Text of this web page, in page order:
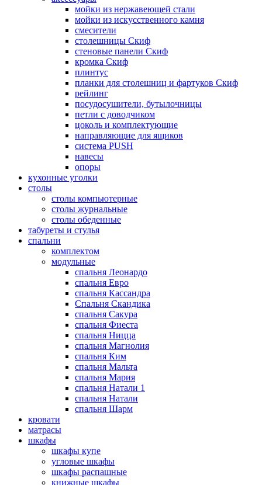
мойки из нержавеющей стали
мойки из искусственного камня
смесители
столешницы Скиф
стеновые панели Скиф
кромка Скиф
плинтус
планки для столешниц и фартуков Скиф
рейлинг
посудосушители, бутылочницы
петли с доводчиком
цоколь и комплектующие
направляющие для ящиков
система PUSH
навесы
опоры
кухонные уголки
столы
столы компьютерные
столы журнальные
столы обеденные
табуреты и стулья
спальни
комплектом
модульные
спальня Леонардо
спальня Евро
спальня Кассандра
Спальня Скандика
спальня Сакура
спальня Фиеста
спальня Ницца
спальня Магнолия
спальня Ким
спальня Мальта
спальня Мария
спальня Натали 1
спальня Натали
спальня Шарм
кровати
матрасы
шкафы
шкафы купе
угловые шкафы
шкафы распашные
книжные шкафы